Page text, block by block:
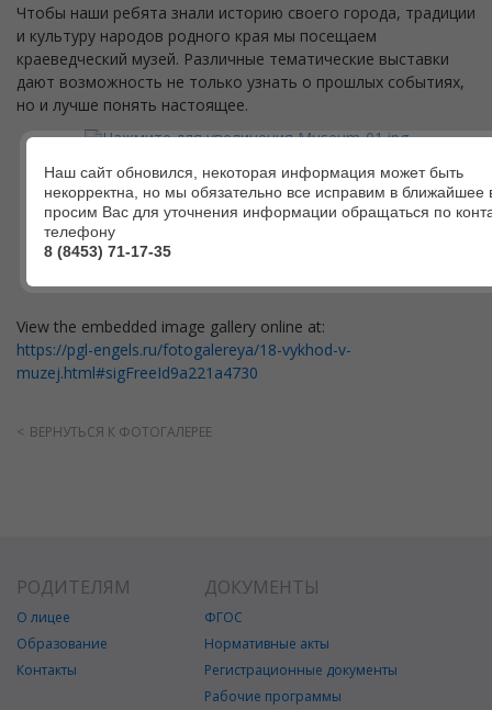
Чтобы наши ребята знали историю своего города, традиции
и культуру народов родного края мы посещаем
краеведческий музей. Различные тематические выставки
дают возможность не только узнать о прошлых событиях,
но и лучше понять настоящее.
View the embedded image gallery online at:
https://pgl-engels.ru/fotogalereya/18-vykhod-v-
muzej.html#sigFreeId9a221a4730
ВЕРНУТЬСЯ К ФОТОГАЛЕРЕЕ
РОДИТЕЛЯМ
О лицее
Образование
Контакты
ДОКУМЕНТЫ
ФГОС
Нормативные акты
Регистрационные документы
Рабочие программы
Наш сайт обновился, некоторая информация может быть
некорректна, но мы обязательно все исправим в ближайшее
просим Вас для уточнения информации обращаться по
телефону
8 (8453) 71-17-35